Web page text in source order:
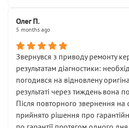
Олег П.
5 months ago
Звернувся з приводу ремонту
результатам діагностики:
погодився на відновлену
результаті через тиждень вона
Після повторного звернення на
прийнято рішення про